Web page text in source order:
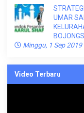
UMAR
Minggu, 1 Sep 2019
Video Terbaru